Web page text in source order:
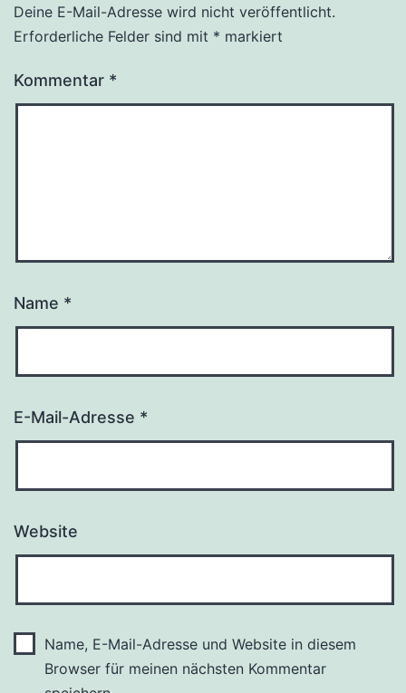
Deine E-Mail-Adresse wird nicht veröffentlicht.
Erforderliche Felder sind mit * markiert
Kommentar *
Name *
E-Mail-Adresse *
Website
Name, E-Mail-Adresse und Website in diesem
Browser für meinen nächsten Kommentar